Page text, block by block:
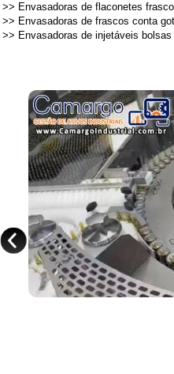
>> Envasadoras de flaconetes
>> Envasadoras de frascos conta
>> Envasadoras de injetáveis